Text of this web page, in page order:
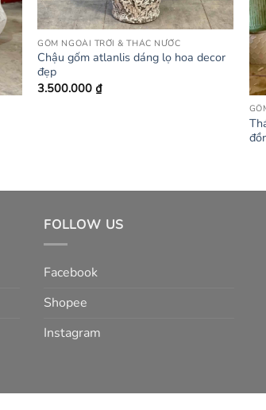
GỐM NGOÀI TRỜI & THÁC NƯỚC
Chậu gốm atlanlis dáng lọ hoa decor
đẹp
3.500.000 ₫
FOLLOW US
Facebook
Shopee
Instagram